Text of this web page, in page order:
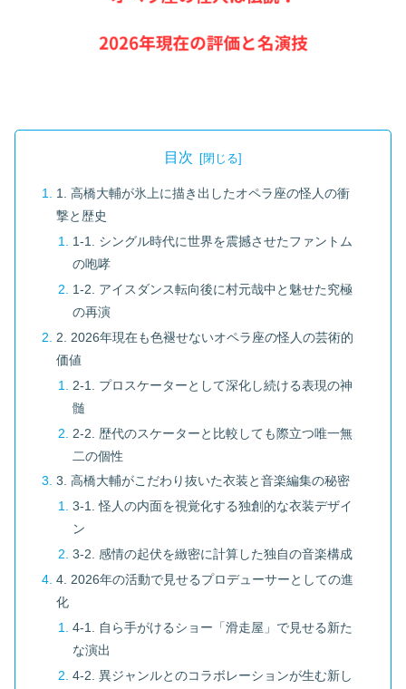
目次
1. 高橋大輔が氷上に描き出したオペラ座の怪人の衝
撃と歴史
1-1. シングル時代に世界を震撼させたファントム
の咆哮
1-2. アイスダンス転向後に村元哉中と魅せた究極
の再演
2. 2026年現在も色褪せないオペラ座の怪人の芸術的
価値
2-1. プロスケーターとして深化し続ける表現の神
髄
2-2. 歴代のスケーターと比較しても際立つ唯一無
二の個性
3. 高橋大輔がこだわり抜いた衣装と音楽編集の秘密
3-1. 怪人の内面を視覚化する独創的な衣装デザイ
ン
3-2. 感情の起伏を緻密に計算した独自の音楽構成
4. 2026年の活動で見せるプロデューサーとしての進
化
4-1. 自ら手がけるショー「滑走屋」で見せる新た
な演出
4-2. 異ジャンルとのコラボレーションが生む新し